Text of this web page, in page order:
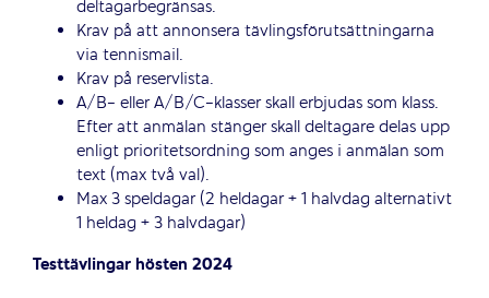
deltagarbegränsas.
Krav på att annonsera tävlingsförutsättningarna
via tennismail.
Krav på reservlista.
A/B- eller A/B/C-klasser skall erbjudas som klass.
Efter att anmälan stänger skall deltagare delas upp
enligt prioritetsordning som anges i anmälan som
text (max två val).
Max 3 speldagar (2 heldagar + 1 halvdag alternativt
1 heldag + 3 halvdagar)
Testtävlingar hösten 2024